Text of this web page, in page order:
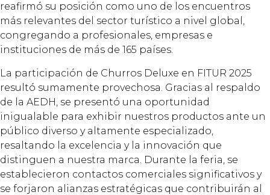
reafirmó su posición como uno de los encuentros
más relevantes del sector turístico a nivel global,
congregando a profesionales, empresas e
instituciones de más de 165 países.
La participación de Churros Deluxe en FITUR 2025
resultó sumamente provechosa. Gracias al respaldo
de la AEDH, se presentó una oportunidad
inigualable para exhibir nuestros productos ante un
público diverso y altamente especializado,
resaltando la excelencia y la innovación que
distinguen a nuestra marca. Durante la feria, se
establecieron contactos comerciales significativos y
se forjaron alianzas estratégicas que contribuirán al